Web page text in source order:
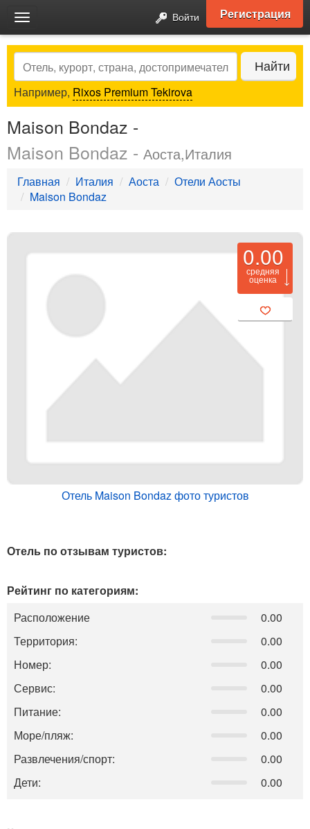
Toggle
navigation
Войти Регистрация
Search Найти
Например, Rixos Premium Tekirova
Maison Bondaz -
Maison Bondaz - Аоста,Италия
Главная Италия Аоста
Отели Аосты
Maison Bondaz
0.00
средняя
оценка
Отель Maison Bondaz фото туристов
Отель по отзывам туристов:
Рейтинг по категориям:
Расположение
0.00
Территория:
0.00
Номер:
0.00
Сервис:
0.00
Питание:
0.00
Море/пляж:
0.00
Развлечения/спорт:
0.00
Дети:
0.00